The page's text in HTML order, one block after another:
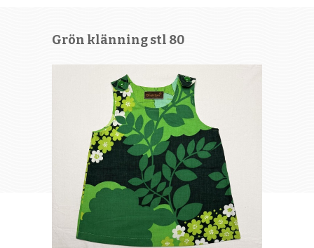
Grön klänning stl 80